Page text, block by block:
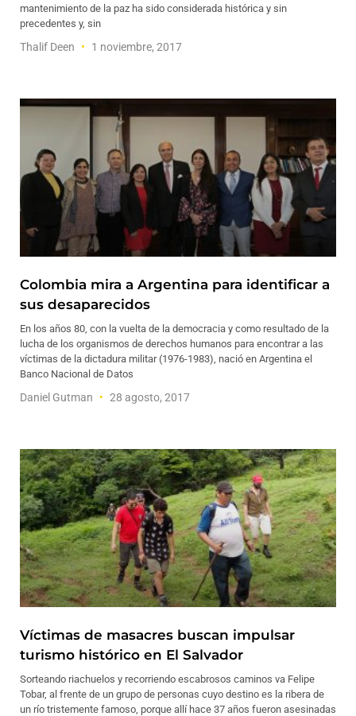
mantenimiento de la paz ha sido considerada histórica y sin
precedentes y, sin
Thalif Deen 1 noviembre, 2017
Colombia mira a Argentina para identificar a
sus desaparecidos
En los años 80, con la vuelta de la democracia y como resultado de la
lucha de los organismos de derechos humanos para encontrar a las
víctimas de la dictadura militar (1976-1983), nació en Argentina el
Banco Nacional de Datos
Daniel Gutman 28 agosto, 2017
Víctimas de masacres buscan impulsar
turismo histórico en El Salvador
Sorteando riachuelos y recorriendo escabrosos caminos va Felipe
Tobar, al frente de un grupo de personas cuyo destino es la ribera de
un río tristemente famoso, porque allí hace 37 años fueron asesinadas